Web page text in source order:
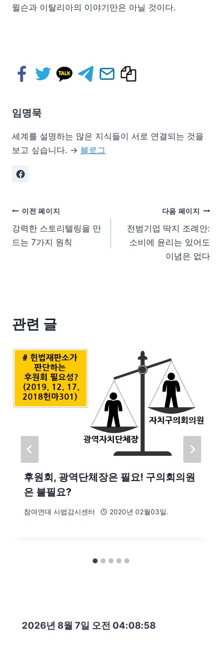
윌슨과 이탈리아의 이야기만은 아닐 것이다.
임명묵
세계를 설명하는 많은 지식들이 서로 연결되는 것을
보고 싶습니다. → 블로그
이전 페이지
강력한 스토리텔링을 만
드는 7가지 원칙
다음 페이지
전범기업 딱지 조례안:
소비에 윤리는 있어도
이념은 없다
관련 글
후원회, 광역단체장은 필요! 구의회의원
은 불필요?
참여연대 사법감시센터 2020년 02월03일.
2026년 8월 7일 오전 04:09:00